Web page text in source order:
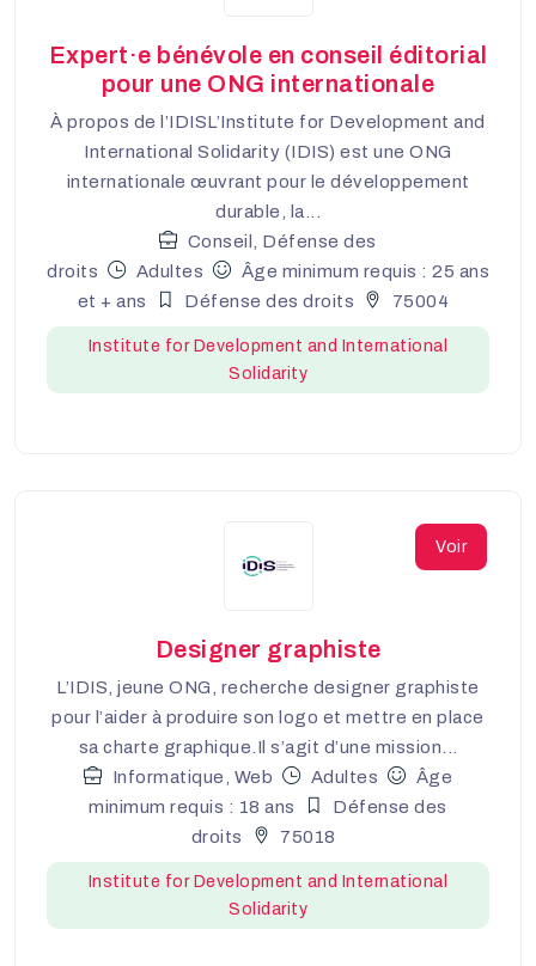
Expert·e bénévole en conseil éditorial
pour une ONG internationale
À propos de l’IDISL’Institute for Development and
International Solidarity (IDIS) est une ONG
internationale œuvrant pour le développement
durable, la...
Conseil, Défense des
droits
Adultes
Âge minimum requis : 25 ans
et + ans
Défense des droits 75004
Institute for Development and International
Solidarity
Voir
Designer graphiste
L’IDIS, jeune ONG, recherche designer graphiste
pour l’aider à produire son logo et mettre en place
sa charte graphique.Il s’agit d’une mission...
Informatique, Web
Adultes
Âge
minimum requis : 18 ans
Défense des
droits
75018
Institute for Development and International
Solidarity